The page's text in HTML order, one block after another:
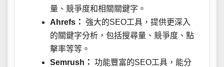
量、競爭度和相關關鍵字。
Ahrefs： 強大的SEO工具，提供更深入
的關鍵字分析，包括搜尋量、競爭度、點
擊率等等。
Semrush： 功能豐富的SEO工具，能分